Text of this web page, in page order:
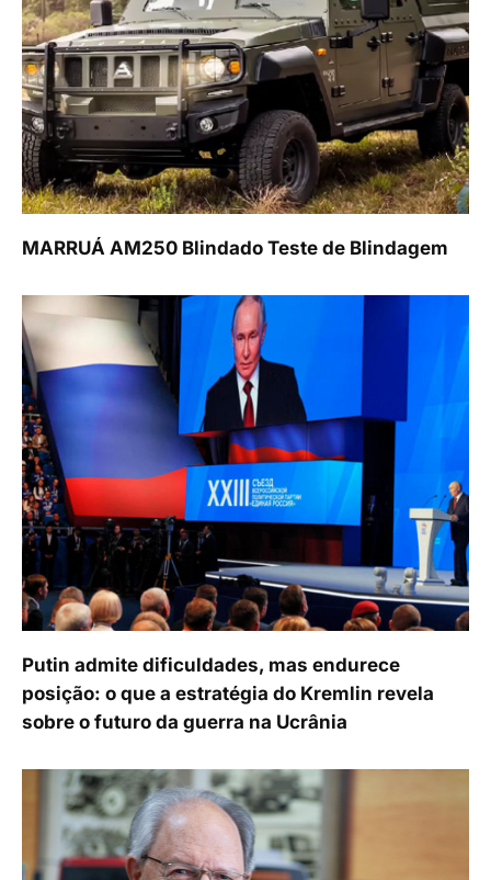
MARRUÁ AM250 Blindado Teste de Blindagem
Putin admite dificuldades, mas endurece
posição: o que a estratégia do Kremlin revela
sobre o futuro da guerra na Ucrânia